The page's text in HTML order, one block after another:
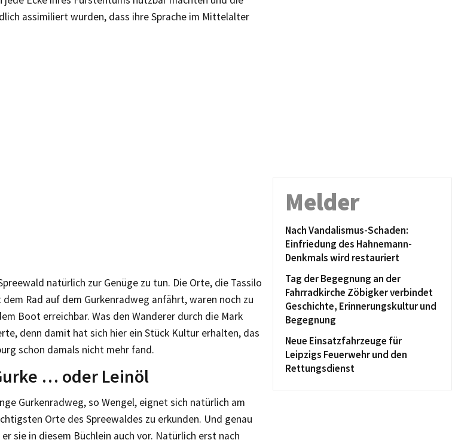
assimiliert wurden, dass ihre Sprache im Mittelalter
natürlich zur Genüge zu tun. Die Orte, die Tassilo
Rad auf dem Gurkenradweg anfährt, waren noch zu
Boot erreichbar. Was den Wanderer durch die Mark
denn damit hat sich hier ein Stück Kultur erhalten, das
schon damals nicht mehr fand.
… oder Leinöl
Gurkenradweg, so Wengel, eignet sich natürlich am
Orte des Spreewaldes zu erkunden. Und genau
sie in diesem Büchlein auch vor. Natürlich erst nach
Melder
Nach Vandalismus-Schaden:
Einfriedung des Hahnemann-
Denkmals wird restauriert
Tag der Begegnung an der
Fahrradkirche Zöbigker verbindet
Geschichte, Erinnerungskultur und
Begegnung
Neue Einsatzfahrzeuge für
Leipzigs Feuerwehr und den
Rettungsdienst